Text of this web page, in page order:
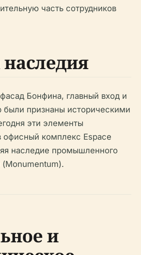
часть сотрудников
Бонфина, главный вход и
были признаны историческими
эти элементы
офисный комплекс Espace
наследие промышленного
и